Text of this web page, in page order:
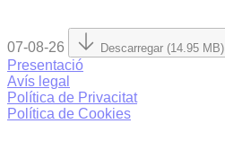
07-08-26 Descarregar (14.95 MB)
Presentació
Avís legal
Política de Privacitat
Política de Cookies